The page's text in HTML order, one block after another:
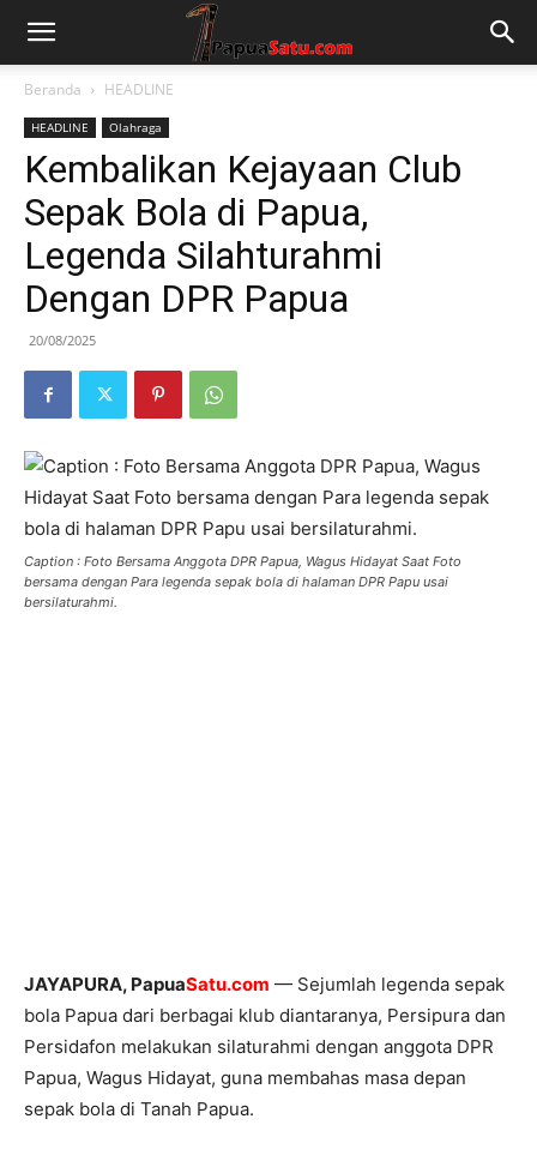
Beranda HEADLINE
HEADLINE Olahraga
Kembalikan Kejayaan Club
Sepak Bola di Papua,
Legenda Silahturahmi
Dengan DPR Papua
20/08/2025
‎Caption : Foto Bersama Anggota DPR Papua, Wagus Hidayat Saat Foto
bersama dengan Para legenda sepak bola di halaman DPR Papu usai
bersilaturahmi.
‎JAYAPURA, PapuaSatu.com — Sejumlah legenda sepak
bola Papua dari berbagai klub diantaranya, Persipura dan
Persidafon melakukan silaturahmi dengan anggota DPR
Papua, Wagus Hidayat, guna membahas masa depan
sepak bola di Tanah Papua.